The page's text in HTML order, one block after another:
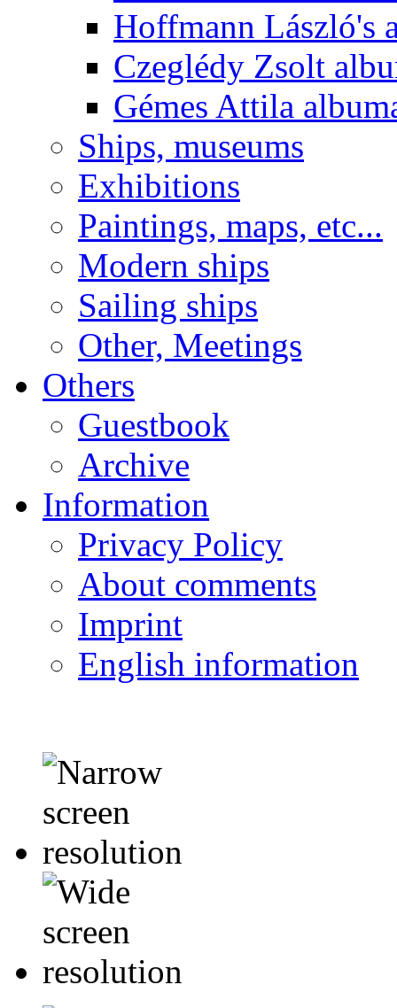
Hoffmann László's
Czeglédy Zsolt
Gémes Attila
Ships, museums
Exhibitions
Paintings, maps, etc...
Modern ships
Sailing ships
Other, Meetings
Others
Guestbook
Archive
Information
Privacy Policy
About comments
Imprint
English information